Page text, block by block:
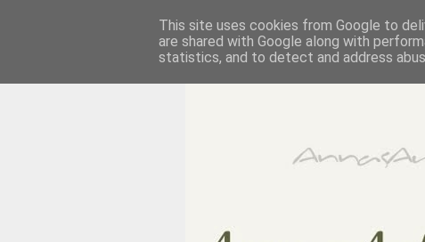
This site uses cookies from Google to
are shared with Google along with
statistics, and to detect and address